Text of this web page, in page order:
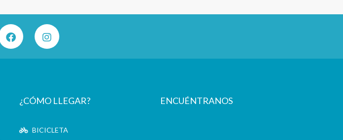
¿CÓMO LLEGAR?
BICICLETA
ENCUÉNTRANOS